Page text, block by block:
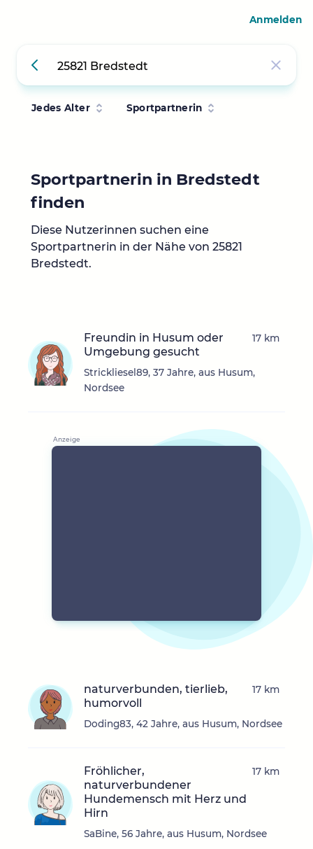
Jedes Alter Sportpartnerin
Sportpartnerin in Bredstedt
finden
Diese Nutzerinnen suchen eine
Sportpartnerin in der Nähe von 25821
Bredstedt.
Freundin in Husum oder
Umgebung gesucht
Strickliesel89, 37 Jahre, aus Husum,
Nordsee
17 km
naturverbunden, tierlieb,
humorvoll
Doding83, 42 Jahre, aus Husum, Nordsee
17 km
Fröhlicher,
naturverbundener
Hundemensch mit Herz und
Hirn
SaBine, 56 Jahre, aus Husum, Nordsee
17 km
Anmelden